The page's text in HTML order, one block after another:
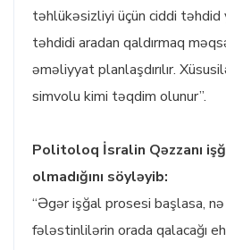
təhlükəsizliyi üçün ciddi təhdid
təhdidi aradan qaldırmaq
əməliyyat planlaşdırılır.
simvolu kimi təqdim olunur”.
Politoloq İsralin Qəzzanı
olmadığını söyləyib:
“Əgər işğal prosesi başlasa,
fələstinlilərin orada qalacağı